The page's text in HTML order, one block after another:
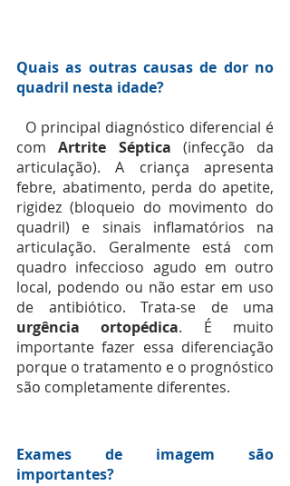
Quais as outras causas de dor no
quadril nesta idade?
com Artrite Séptica (infecção da
articulação). A criança apresenta
febre, abatimento, perda do apetite,
rigidez (bloqueio do movimento do
quadril) e sinais inflamatórios na
articulação. Geralmente está com
quadro infeccioso agudo em outro
local, podendo ou não estar em uso
urgência ortopédica. É muito
importante fazer essa diferenciação
porque o tratamento e o prognóstico
são completamente diferentes.
Exames de imagem são
importantes?